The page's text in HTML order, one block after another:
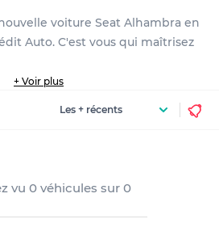
voiture Seat Alhambra en
Auto. C'est vous qui maîtrisez
+ Voir plus
vu 0 véhicules sur 0